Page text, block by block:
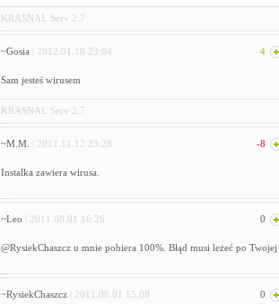
KRASNAL Serv 2.7
~Gosia | 2012.01.18 23:04 4
Sam jesteś wirusem
KRASNAL Serv 2.7
~M.M. | 2011.11.12 23:28 -8
Instalka zawiera wirusa.
~Leo | 2011.08.01 16:26 0
@RysiekChaszcz u mnie pobiera 100%. Błąd musi leżeć po Twojej
~RysiekChaszcz | 2011.08.01 15:08 0